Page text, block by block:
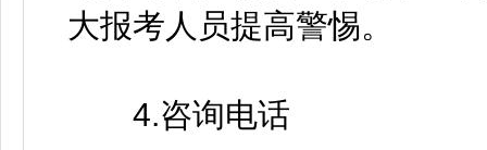
大报考人员提高警惕。
4.咨询电话